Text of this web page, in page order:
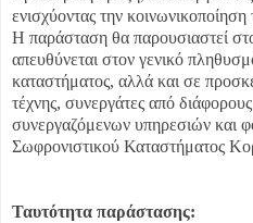
ενισχύοντας την κοινωνικοποίηση
Η παράσταση θα παρουσιαστεί
απευθύνεται στον γενικό
καταστήματος, αλλά και σε
τέχνης, συνεργάτες από
συνεργαζόμενων υπηρεσιών και
Σωφρονιστικού Καταστήματος
Ταυτότητα παράστασης: